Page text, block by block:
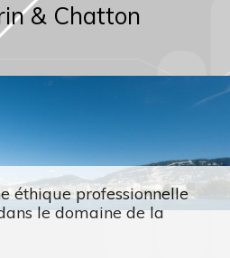
& Chatton
éthique professionnelle
le domaine de la